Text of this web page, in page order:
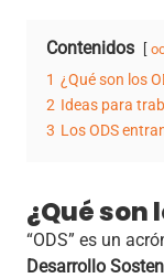
Contenidos
1 ¿Qué son los
2 Ideas para
3 Los ODS
¿Qué son
“ODS” es un
Desarrollo